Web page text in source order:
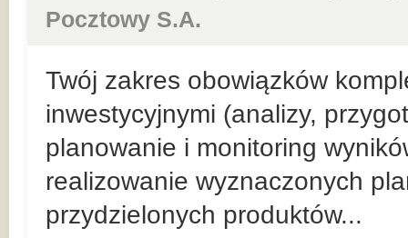
Pocztowy S.A.
Twój zakres obowiązków
inwestycyjnymi (analizy,
planowanie i monitoring
realizowanie wyznaczonych
przydzielonych produktów...